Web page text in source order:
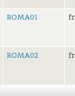
ROMA01
ROMA02